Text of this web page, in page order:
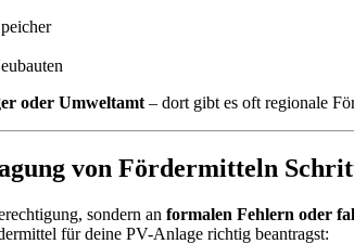
oder Umweltamt – dort gibt es oft regionale
von Fördermitteln
sondern an formalen Fehlern oder
für deine PV-Anlage richtig beantragst: